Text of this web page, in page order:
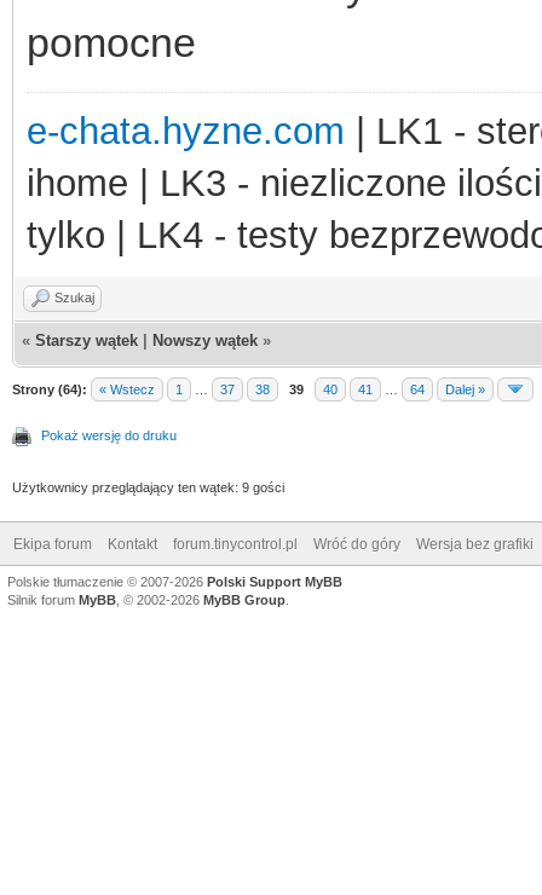
pomocne
e-chata.hyzne.com | LK1 -
ihome | LK3 - niezliczone
tylko | LK4 - testy
Szukaj
« Starszy wątek Nowszy wątek »
Strony (64): « Wstecz 1 37 38 39 40 41 64 Dalej »
Pokaż wersję do druku
Użytkownicy przeglądający ten wątek: 9 gości
Ekipa forum Kontakt forum.tinycontrol.pl Wróć do góry Wersja bez grafiki
Polskie tłumaczenie © 2007-2026 Polski Support MyBB
Silnik forum MyBB , © 2002-2026 MyBB Group